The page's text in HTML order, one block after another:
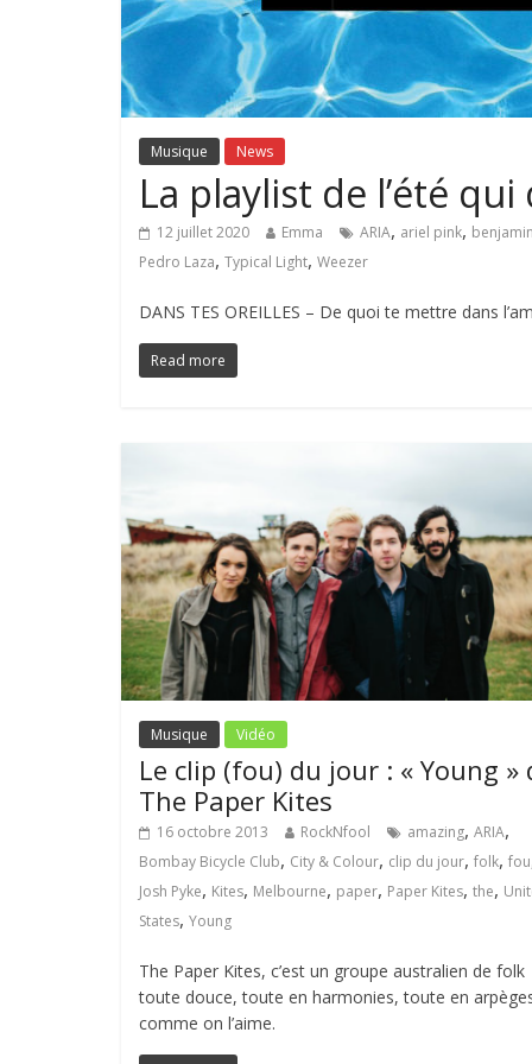
Musique News
La playlist de l’été
12 juillet 2020 Emma ARIA, ariel pink,
Pedro Laza, Typical Light, Weezer
DANS TES OREILLES – De quoi te mettre dans
Read more
Musique Vidéo
Le clip (fou) du jour : « Young »
The Paper Kites
16 octobre 2013 RockNfool amazing, ARIA,
Bombay Bicycle Club, City & Colour, clip du jour, folk, fou
Josh Pyke, Kites, Melbourne, paper, Paper Kites, the,
States, Young
The Paper Kites, c’est un groupe australien de folk
toute douce, toute en harmonies, toute en
comme on l’aime.